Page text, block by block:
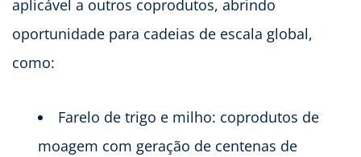
aplicável a outros coprodutos, abrindo
oportunidade para cadeias de escala global,
como:
Farelo de trigo e milho: coprodutos de
moagem com geração de centenas de